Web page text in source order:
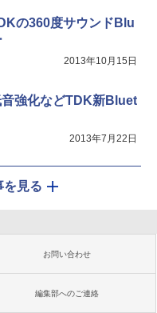
の360度サウンドBlu
2013年10月15日
強化などTDK新Bluet
2013年7月22日
を見る
お問い合わせ
編集部へのご連絡